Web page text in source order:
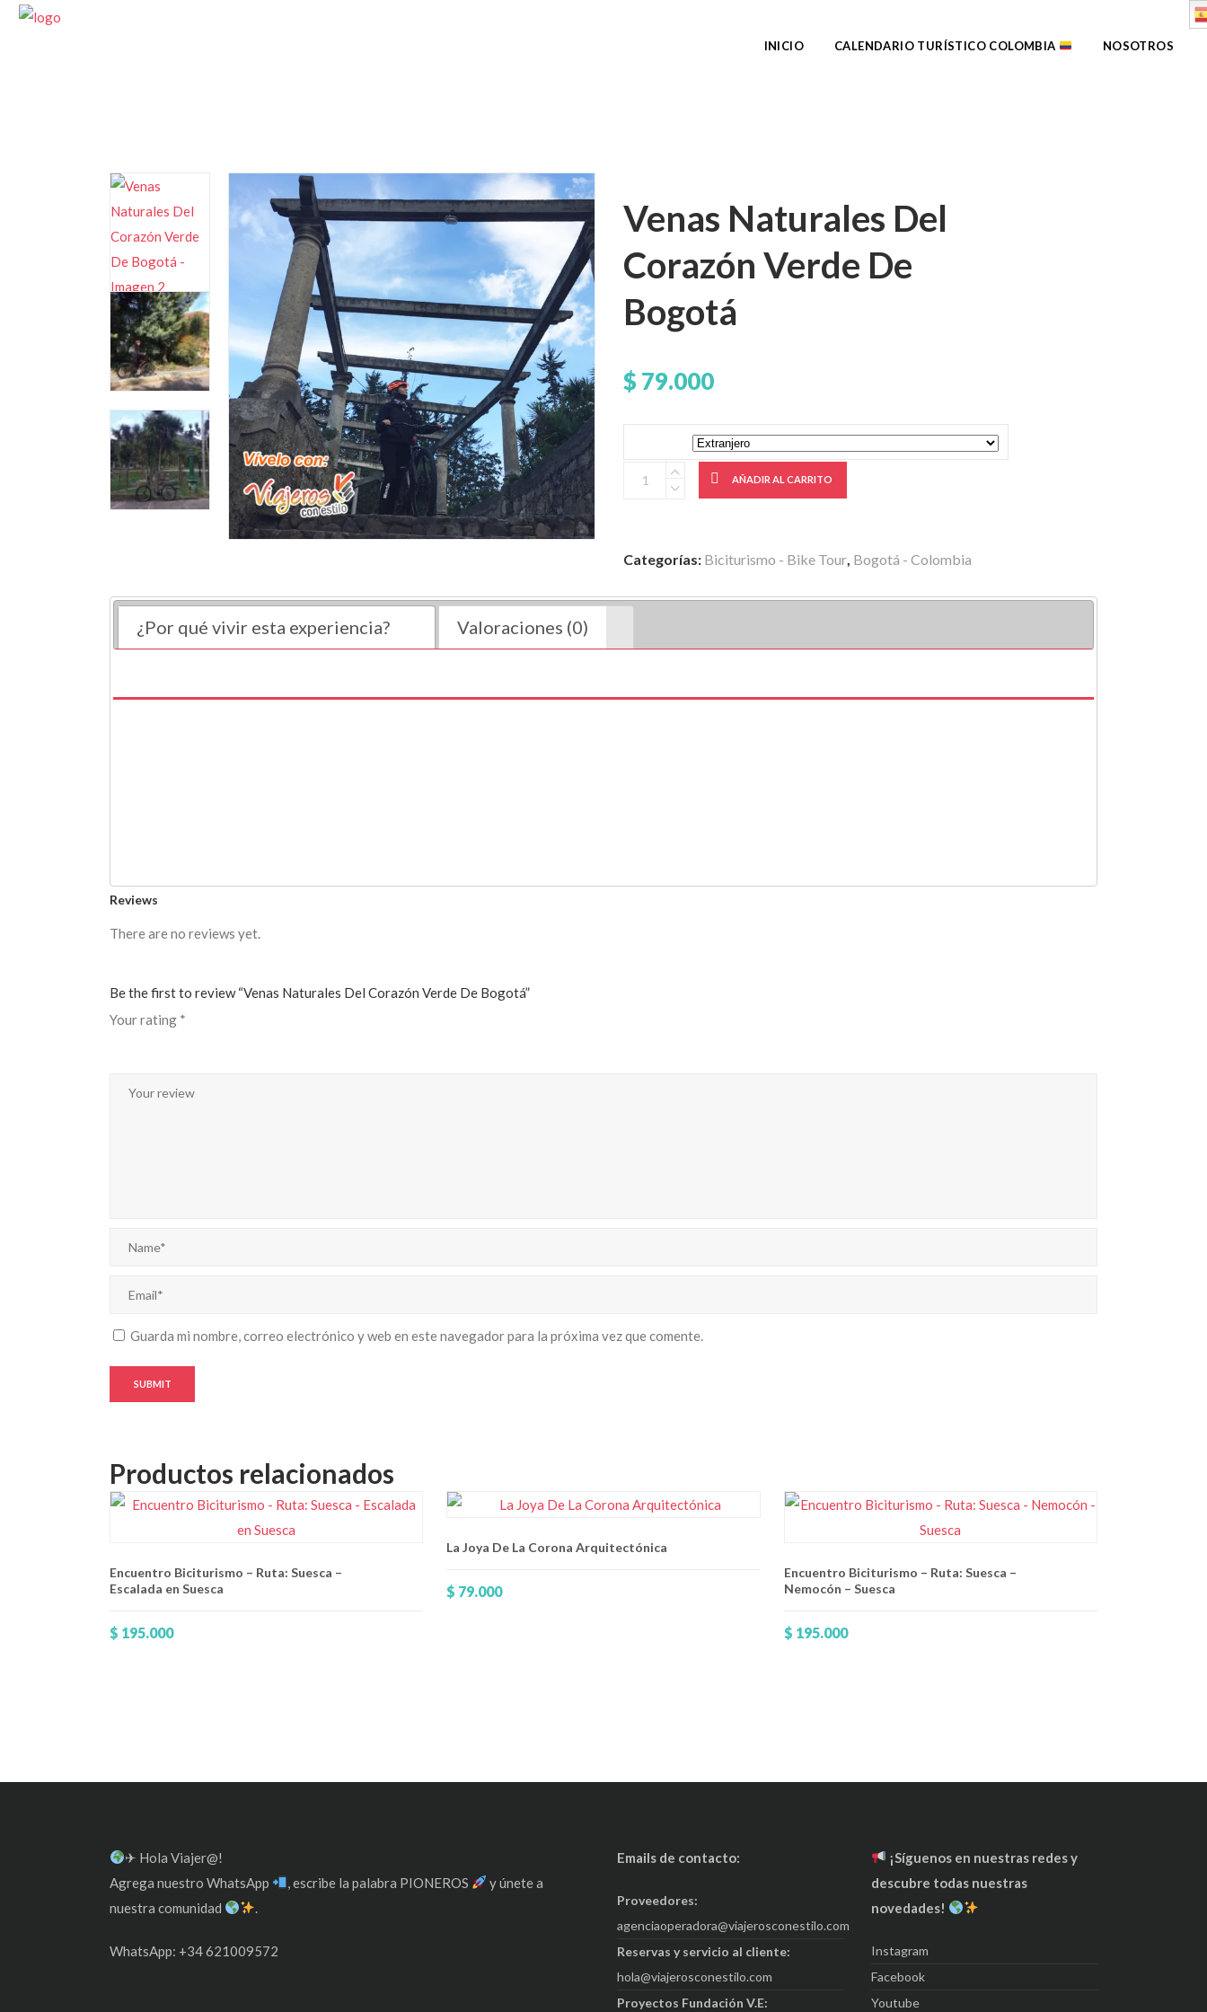
INICIO CALENDARIO TURÍSTICO COLOMBIA NOSOTROS
Venas Naturales Del
Corazón Verde De
Bogotá
$ 79.000
AÑADIR AL CARRITO
Categorías: Biciturismo - Bike Tour, Bogotá - Colombia
¿Por qué vivir esta experiencia? Valoraciones (0)
Reviews
There are no reviews yet.
Be the first to review “Venas Naturales Del Corazón Verde De Bogotá”
Your rating *
estrellas
estrellas
estrellas
Guarda mi nombre, correo electrónico y web en este navegador para la próxima vez que comente.
Productos relacionados
Encuentro Biciturismo – Ruta: Suesca –
Escalada en Suesca
$ 195.000
La Joya De La Corona Arquitectónica
$ 79.000
Encuentro Biciturismo – Ruta: Suesca –
Nemocón – Suesca
$ 195.000
✈ Hola Viajer@!
Agrega nuestro WhatsApp
, escribe la palabra PIONEROS
y únete a
nuestra comunidad
.
WhatsApp: +34 621009572
Emails de contacto:
Proveedores:
agenciaoperadora@viajerosconestilo.com
Reservas y servicio al cliente:
hola@viajerosconestilo.com
Proyectos Fundación V.E:
¡Síguenos en nuestras redes y
descubre todas nuestras
novedades!
Instagram
Facebook
Youtube